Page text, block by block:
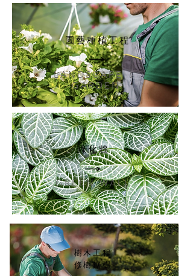
園藝種植工程
LANDSCAPE ﹠
GARDEN
綠化牆
GREEN WALL
修樹鋸樹
樹木工程